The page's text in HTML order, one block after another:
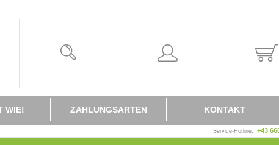
WIE! ZAHLUNGSARTEN KONTAKT
Service-Hotline: +43